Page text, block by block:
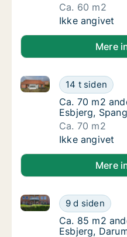
Ca. 60 m2
Ca. 60 m2
Ikke angivet
Mere
Ca. 70 m2
14 t siden
Ca. 70 m2 andelsbolig
Ca. 70 m2
Ca. 70 m2
Esbjerg,
Ca. 70 m2
Ca. 70 m2
Ikke angivet
Mere
Ca. 85 m2
9 d siden
Ca. 85 m2
Ca. 85 m2
Ca. 85 m2
Esbjerg,